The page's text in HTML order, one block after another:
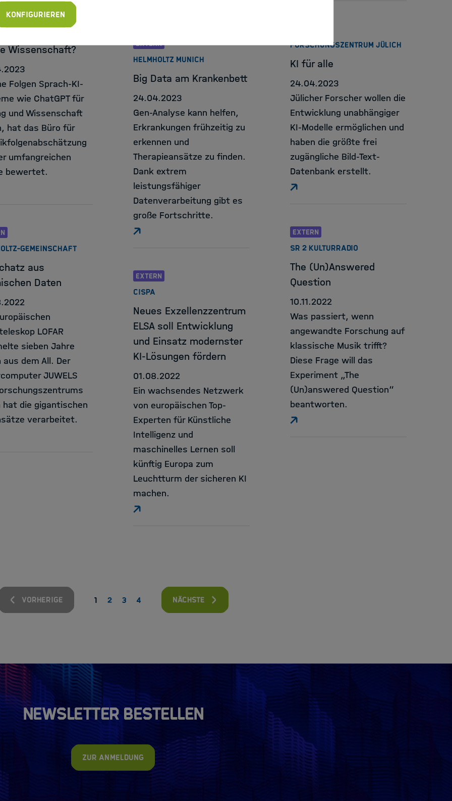
GEMEINSCHAFT
Wissenschaft?
Folgen Sprach-KI-
wie ChatGPT für
und Wissenschaft
hat das Büro für
umfangreichen
bewertet.
FORSCHUNGSZENTRUM JÜLICH
KI für alle
24.04.2023
Jülicher Forscher wollen die
Entwicklung unabhängiger
KI-Modelle ermöglichen und
haben die größte frei
zugängliche Bild-Text-
Datenbank erstellt.
EXTERN
HELMHOLTZ MUNICH
Big Data am Krankenbett
24.04.2023
Gen-Analyse kann helfen,
Erkrankungen frühzeitig zu
erkennen und
Therapieansätze zu finden.
Dank extrem
leistungsfähiger
Datenverarbeitung gibt es
große Fortschritte.
EXTERN
SR 2 KULTURRADIO
The (Un)Answered
Question
10.11.2022
Was passiert, wenn
angewandte Forschung auf
klassische Musik trifft?
Diese Frage will das
Experiment „The
(Un)answered Question“
beantworten.
GEMEINSCHAFT
aus
Daten
LOFAR
sieben Jahre
aus dem All. Der
JUWELS
hat die gigantischen
verarbeitet.
EXTERN
CISPA
Neues Exzellenzzentrum
ELSA soll Entwicklung
und Einsatz modernster
KI-Lösungen fördern
01.08.2022
Ein wachsendes Netzwerk
von europäischen Top-
Experten für Künstliche
Intelligenz und
maschinelles Lernen soll
künftig Europa zum
Leuchtturm der sicheren KI
machen.
vorherige 1 2 3 4 nächste
Newsletter bestellen
Zur Anmeldung
Konfigurieren